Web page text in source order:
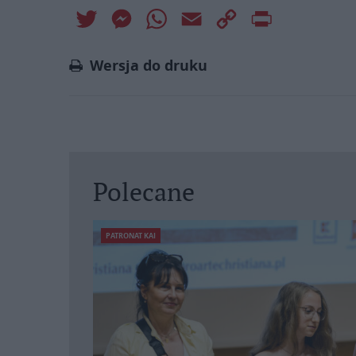
Twitter MessengerWhatsApp
Email
Copy
Wersja do druku
Polecane
PATRONAT KAI